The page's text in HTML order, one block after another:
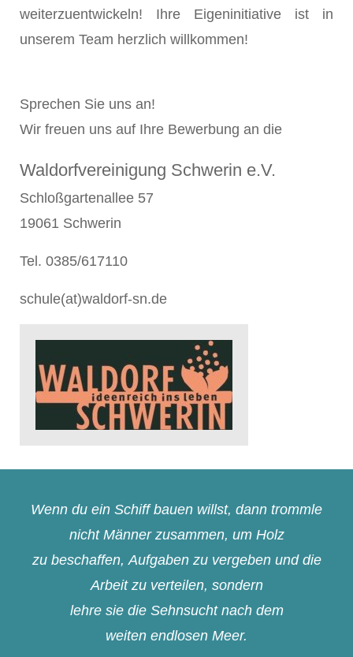
weiterzuentwickeln! Ihre Eigeninitiative ist in
unserem Team herzlich willkommen!
Sprechen Sie uns an!
Wir freuen uns auf Ihre Bewerbung an die
Waldorfvereinigung Schwerin e.V.
Schloßgartenallee 57
19061 Schwerin
Tel. 0385/617110
schule(at)waldorf-sn.de
Wenn du ein Schiff bauen willst, dann trommle
nicht Männer zusammen, um Holz
zu beschaffen, Aufgaben zu vergeben und die
Arbeit zu verteilen, sondern
lehre sie die Sehnsucht nach dem
weiten endlosen Meer.